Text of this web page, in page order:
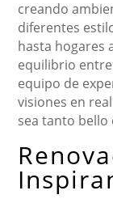
creando
diferentes
hasta hogares
equilibrio
equipo de
visiones en
sea tanto